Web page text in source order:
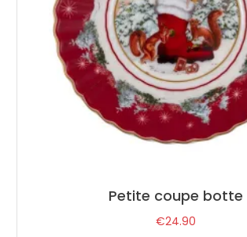
Petite coupe botte
€24.90